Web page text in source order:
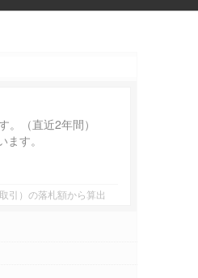
。（直近2年間）
ます。
引）の落札額から算出